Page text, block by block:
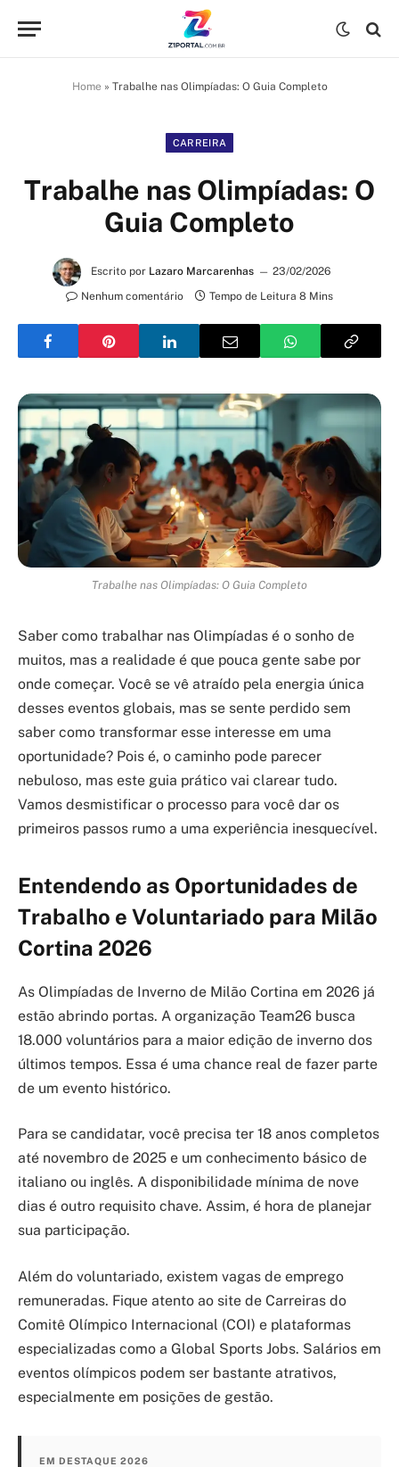
Home » Trabalhe nas Olimpíadas: O Guia Completo
CARREIRA
Trabalhe nas Olimpíadas: O
Guia Completo
Escrito por Lazaro Marcarenhas
23/02/2026
Nenhum comentário
Tempo de Leitura 8 Mins
Trabalhe nas Olimpíadas: O Guia Completo
Saber como trabalhar nas Olimpíadas é o sonho de
muitos, mas a realidade é que pouca gente sabe por
onde começar. Você se vê atraído pela energia única
desses eventos globais, mas se sente perdido sem
saber como transformar esse interesse em uma
oportunidade? Pois é, o caminho pode parecer
nebuloso, mas este guia prático vai clarear tudo.
Vamos desmistificar o processo para você dar os
primeiros passos rumo a uma experiência inesquecível.
Entendendo as Oportunidades de
Trabalho e Voluntariado para Milão
Cortina 2026
As Olimpíadas de Inverno de Milão Cortina em 2026 já
estão abrindo portas. A organização Team26 busca
18.000 voluntários para a maior edição de inverno dos
últimos tempos. Essa é uma chance real de fazer parte
de um evento histórico.
Para se candidatar, você precisa ter 18 anos completos
até novembro de 2025 e um conhecimento básico de
italiano ou inglês. A disponibilidade mínima de nove
dias é outro requisito chave. Assim, é hora de planejar
sua participação.
Além do voluntariado, existem vagas de emprego
remuneradas. Fique atento ao site de Carreiras do
Comitê Olímpico Internacional (COI) e plataformas
especializadas como a Global Sports Jobs. Salários em
eventos olímpicos podem ser bastante atrativos,
especialmente em posições de gestão.
EM DESTAQUE 2026